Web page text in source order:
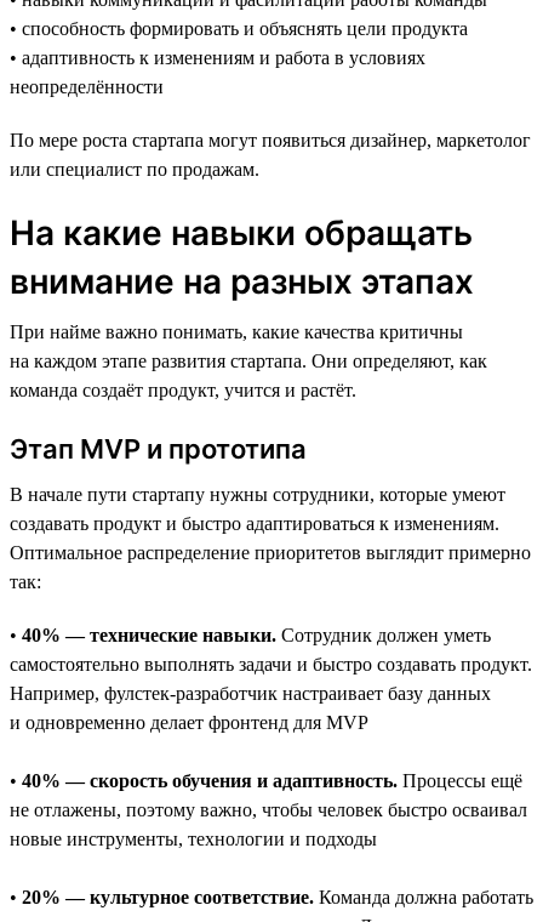
• способность формировать и объяснять цели продукта
• адаптивность к изменениям и работа в условиях
неопределённости
По мере роста стартапа могут появиться дизайнер, маркетолог
или специалист по продажам.
На какие навыки обращать
внимание на разных этапах
При найме важно понимать, какие качества критичны
на каждом этапе развития стартапа. Они определяют, как
команда создаёт продукт, учится и растёт.
Этап MVP и прототипа
В начале пути стартапу нужны сотрудники, которые умеют
создавать продукт и быстро адаптироваться к изменениям.
Оптимальное распределение приоритетов выглядит примерно
так:
• 40% — технические навыки. Сотрудник должен уметь
самостоятельно выполнять задачи и быстро создавать продукт.
Например, фулстек-разработчик настраивает базу данных
и одновременно делает фронтенд для MVP
• 40% — скорость обучения и адаптивность. Процессы ещё
не отлажены, поэтому важно, чтобы человек быстро осваивал
новые инструменты, технологии и подходы
• 20% — культурное соответствие. Команда должна работать